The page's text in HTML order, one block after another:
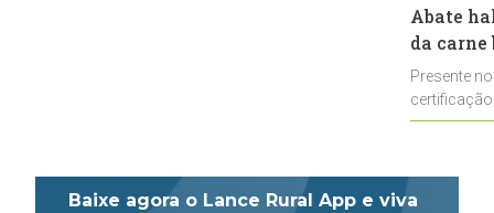
Abate
da
Presente
Baixe agora o Lance Rural App e viva